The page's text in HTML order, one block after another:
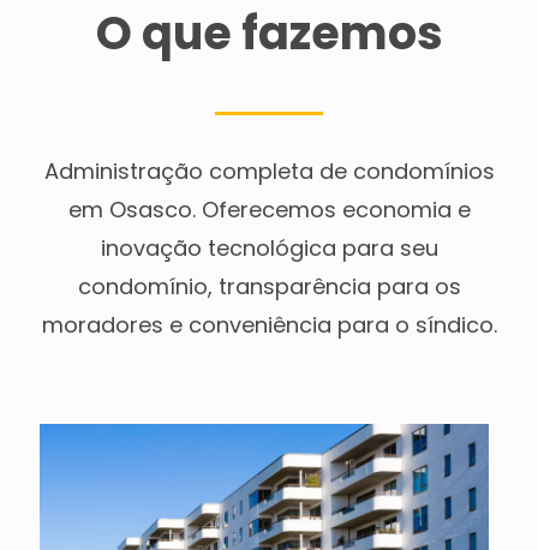
O que fazemos
Administração completa de condomínios
em Osasco. Oferecemos economia e
inovação tecnológica para seu
condomínio, transparência para os
moradores e conveniência para o síndico.